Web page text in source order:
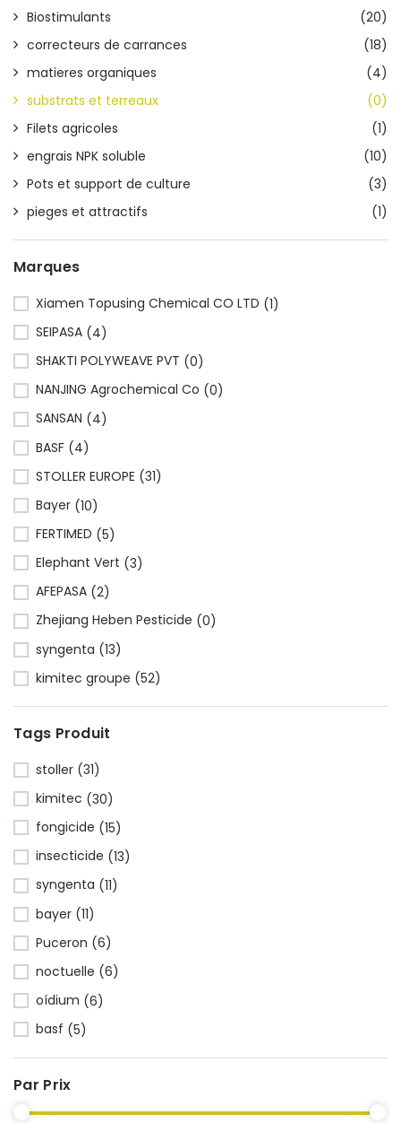
Biostimulants
(20)
correcteurs de carrances
(18)
matieres organiques
(4)
substrats et terreaux
(0)
Filets agricoles
(1)
engrais NPK soluble
(10)
Pots et support de culture
(3)
pieges et attractifs
(1)
Marques
Xiamen Topusing Chemical CO LTD (1)
SEIPASA (4)
SHAKTI POLYWEAVE PVT (0)
NANJING Agrochemical Co (0)
SANSAN (4)
BASF (4)
STOLLER EUROPE (31)
Bayer (10)
FERTIMED (5)
Elephant Vert (3)
AFEPASA (2)
Zhejiang Heben Pesticide (0)
syngenta (13)
kimitec groupe (52)
Tags Produit
stoller (31)
kimitec (30)
fongicide (15)
insecticide (13)
syngenta (11)
bayer (11)
Puceron (6)
noctuelle (6)
oídium (6)
basf (5)
Par Prix